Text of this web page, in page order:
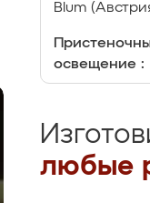
Blum
освещение :
любые